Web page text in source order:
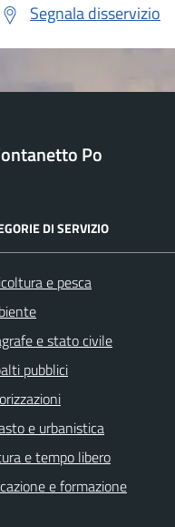
Segnala disservizio
Po
DI SERVIZIO
e pesca
e stato civile
pubblici
e urbanistica
e tempo libero
e formazione